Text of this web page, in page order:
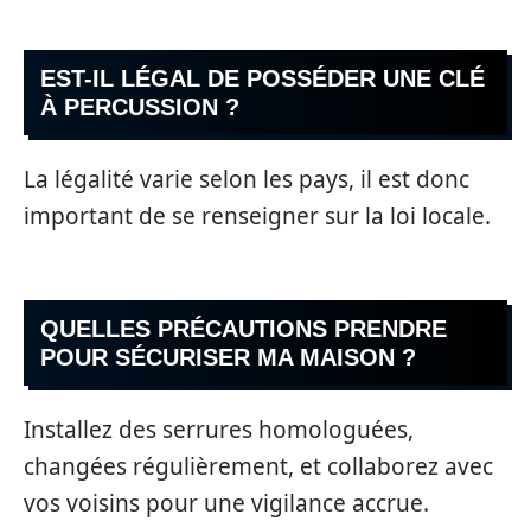
EST-IL LÉGAL DE POSSÉDER UNE CLÉ
À PERCUSSION ?
La légalité varie selon les pays, il est donc
important de se renseigner sur la loi locale.
QUELLES PRÉCAUTIONS PRENDRE
POUR SÉCURISER MA MAISON ?
Installez des serrures homologuées,
changées régulièrement, et collaborez avec
vos voisins pour une vigilance accrue.